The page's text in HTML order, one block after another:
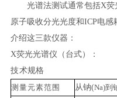
光谱法测试通常包括X荧
原子吸收分光光度和ICP电感
介绍这三款仪器：
X荧光光谱仪（台式）：
技术规格
测量元素范围
从钠(Na)到